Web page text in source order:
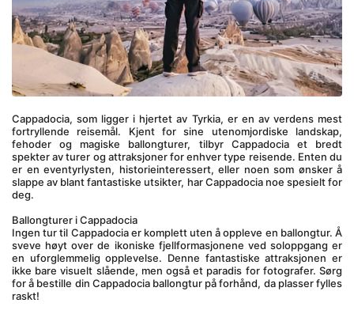
Cappadocia, som ligger i hjertet av Tyrkia, er en av verdens mest
fortryllende reisemål. Kjent for sine utenomjordiske landskap,
fehoder og magiske ballongturer, tilbyr Cappadocia et bredt
spekter av turer og attraksjoner for enhver type reisende. Enten du
er en eventyrlysten, historieinteressert, eller noen som ønsker å
slappe av blant fantastiske utsikter, har Cappadocia noe spesielt for
deg.
Ballongturer i Cappadocia
Ingen tur til Cappadocia er komplett uten å oppleve en ballongtur. Å
sveve høyt over de ikoniske fjellformasjonene ved soloppgang er
en uforglemmelig opplevelse. Denne fantastiske attraksjonen er
ikke bare visuelt slående, men også et paradis for fotografer. Sørg
for å bestille din Cappadocia ballongtur på forhånd, da plasser fylles
raskt!